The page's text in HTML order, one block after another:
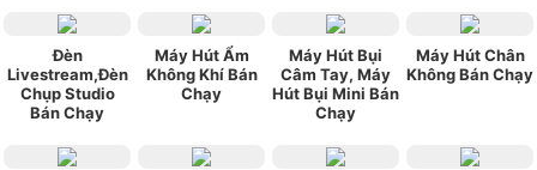
Đèn
Livestream,Đèn
Chụp Studio
Bán Chạy
Máy Hút Ẩm
Không Khí Bán
Chạy
Máy Hút Bụi
Câm Tay, Máy
Hút Bụi Mini Bán
Chạy
Máy Hút Chân
Không Bán Chạy